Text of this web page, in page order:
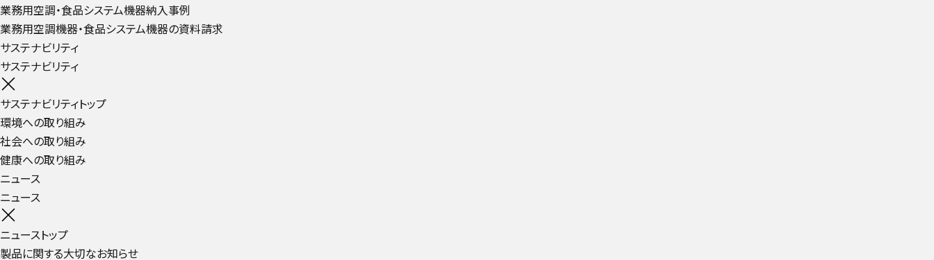
業務用空調・食品システム機器納入事例
業務用空調機器・食品システム機器の資料請求
サステナビリティ
サステナビリティ
サステナビリティトップ
環境への取り組み
社会への取り組み
健康への取り組み
ニュース
ニュース
ニューストップ
製品に関する大切なお知らせ